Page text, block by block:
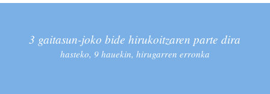
3 gaitasun-joko bide hirukoitzaren parte dira
hasteko, 9 hauekin, hirugarren erronka